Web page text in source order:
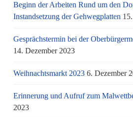
Beginn der Arbeiten Rund um den
Instandsetzung der Gehwegplatten
Gesprächstermin bei der
14. Dezember 2023
Weihnachtsmarkt 2023 6. Dezember
Erinnerung und Aufruf zum
2023